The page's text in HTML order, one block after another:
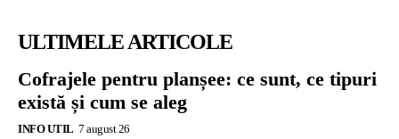
ULTIMELE ARTICOLE
Cofrajele pentru planșee: ce sunt, ce tipuri
există și cum se aleg
INFO UTIL 7 august 26